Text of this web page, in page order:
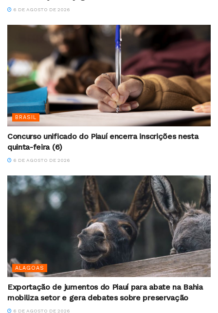
6 DE AGOSTO DE 2026
BRASIL
Concurso unificado do Piauí encerra inscrições nesta
quinta-feira (6)
6 DE AGOSTO DE 2026
ALAGOAS
Exportação de jumentos do Piauí para abate na Bahia
mobiliza setor e gera debates sobre preservação
6 DE AGOSTO DE 2026